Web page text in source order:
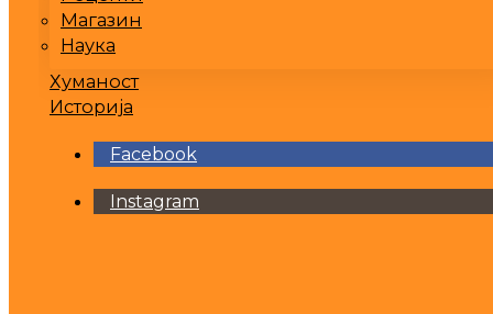
Магазин
Наука
Хуманост
Историја
Facebook
Instagram